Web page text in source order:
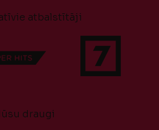
atbalstītāji
draugi